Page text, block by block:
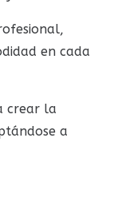
en cada
crear la
a